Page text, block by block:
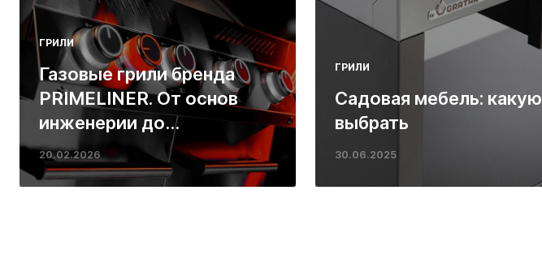
ГРИЛИ
Газовые грили бренда
PRIMELINER. От основ
инженерии до
ресторанных стейков у
вас дома
20.02.2026
ГРИЛИ
Садовая мебель: какую
выбрать
30.06.2025